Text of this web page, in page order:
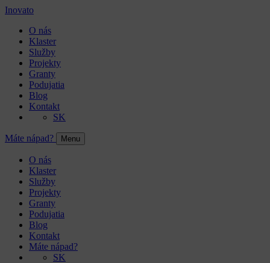
Inovato
O nás
Klaster
Služby
Projekty
Granty
Podujatia
Blog
Kontakt
SK
Máte nápad? Menu
O nás
Klaster
Služby
Projekty
Granty
Podujatia
Blog
Kontakt
Máte nápad?
SK